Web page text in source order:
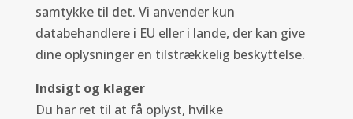
samtykke til det. Vi anvender kun
databehandlere i EU eller i lande, der kan give
dine oplysninger en tilstrækkelig beskyttelse.
Indsigt og klager
Du har ret til at få oplyst, hvilke